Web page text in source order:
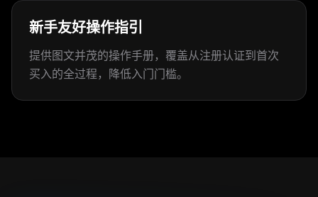
新手友好操作指引
提供图文并茂的操作手册，覆盖从注册认证到首次
买入的全过程，降低入门门槛。